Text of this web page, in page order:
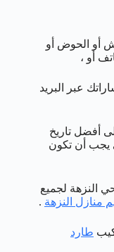
أو الحوض أو
أو ،
عبر البريد
أفضل تاريخ
يجب أن تكون
النزهة لجميع
منازل النزهة .
طارد